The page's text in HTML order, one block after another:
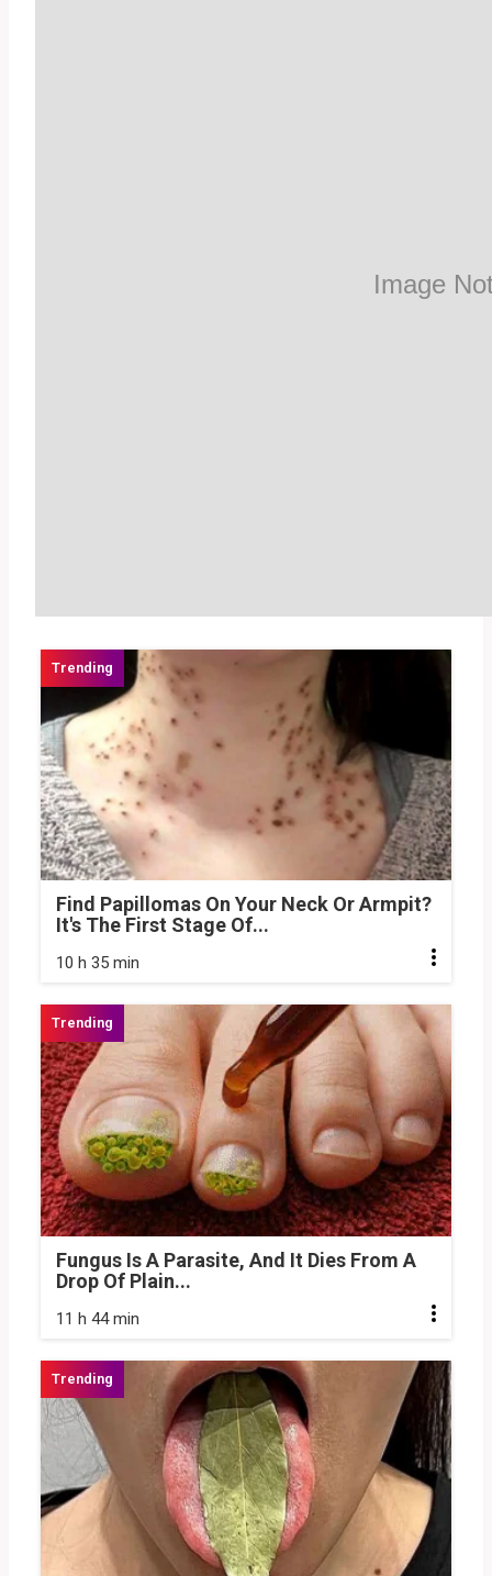
Find Papillomas On Your Neck Or Armpit?
It's The First Stage Of...
10 h 35 min
Fungus Is A Parasite, And It Dies From A
Drop Of Plain...
11 h 44 min